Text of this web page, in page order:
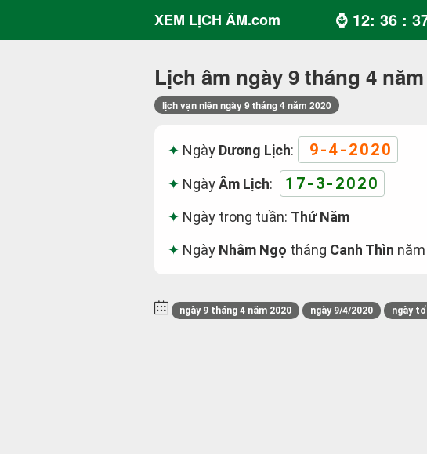
XEM LỊCH ÂM.com ⌚ 12: 36 :
Lịch âm ngày 9 tháng 4
lịch vạn niên ngày 9 tháng 4 năm 2020
Ngày Dương Lịch: 9-4-2020
NgàyÂm Lịch: 17-3-2020
Ngày trong tuần: Thứ Năm
Ngày Nhâm Ngọ tháng Canh Thìn năm
ngày 9 tháng 4 năm 2020 ngày 9/4/2020 ngày